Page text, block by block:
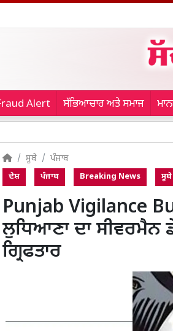
Alert ਸੱਭਿਆਚਾਰ ਅਤੇ ਸਮਾਜ
ਸੂਬੇ ਪੰਜਾਬ
ਦੇਸ਼ ਪੰਜਾਬ Breaking News ਸੂਬੇ
Punjab Vigilance
ਲੁਧਿਆਣਾ ਦਾ ਸੀਵਰਮੈਨ
ਗ੍ਰਿਫਤਾਰ